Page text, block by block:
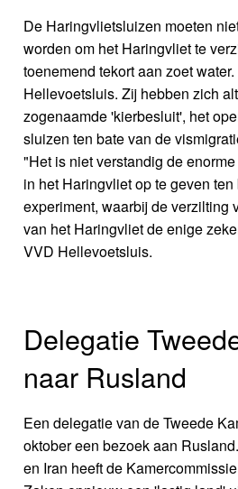
De Haringvlietsluizen moeten
worden om het Haringvliet te
toenemend tekort aan zoet
Hellevoetsluis. Zij hebben zich
zogenaamde 'kierbesluit', het
sluizen ten bate van de
"Het is niet verstandig de
in het Haringvliet op te geven
experiment, waarbij de verzilting
van het Haringvliet de enige
VVD Hellevoetsluis.
Delegatie
naar Rusland
Een delegatie van de Tweede
oktober een bezoek aan
en Iran heeft de